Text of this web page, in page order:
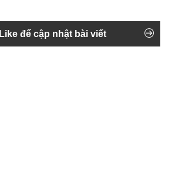
Like để cập nhật bài viết